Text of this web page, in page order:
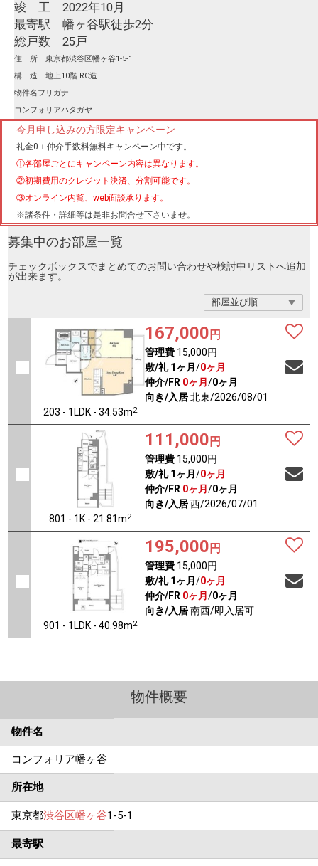
竣 工 2022年10月
最寄駅 幡ヶ谷駅徒歩2分
総戸数 25戸
住 所 東京都渋谷区幡ヶ谷1-5-1
構 造 地上10階 RC造
物件名フリガナ
コンフォリアハタガヤ
今月申し込みの方限定キャンペーン
礼金0 ＋ 仲介手数料無料キャンペーン中です。
①各部屋ごとにキャンペーン内容は異なります。
②初期費用のクレジット決済、分割可能です。
③オンライン内覧、web面談承ります。
※諸条件・詳細等は是非お問合せ下さいませ。
募集中のお部屋一覧
チェックボックスでまとめてのお問い合わせや検討中リストへ追加
が出来ます。
203 - 1LDK - 34.53m2
167,000 円
管理費15,000円
敷/礼 1ヶ月 /0ヶ月
仲介/FR 0ヶ月 /0ヶ月
向き/入居北東/2026/08/01
801 - 1K - 21.81m2
111,000 円
管理費15,000円
敷/礼 1ヶ月 /0ヶ月
仲介/FR 0ヶ月 /0ヶ月
向き/入居西/2026/07/01
901 - 1LDK - 40.98m2
195,000 円
管理費15,000円
敷/礼 1ヶ月 /0ヶ月
仲介/FR 0ヶ月 /0ヶ月
向き/入居南西/即入居可
物件概要
物件名
コンフォリア幡ヶ谷
所在地
東京都渋谷区幡ヶ谷1-5-1
最寄駅